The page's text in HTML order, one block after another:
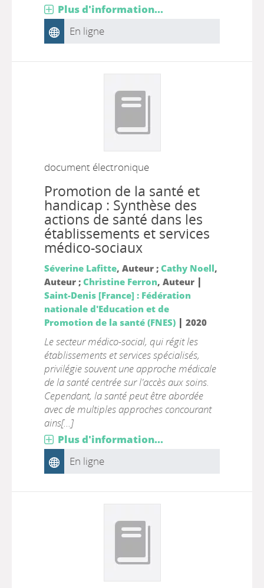
Plus d'information...
En ligne
document électronique
Promotion de la santé et
handicap : Synthèse des
actions de santé dans les
établissements et services
médico-sociaux
Séverine Lafitte, Auteur ; Cathy Noell,
Auteur ; Christine Ferron, Auteur |
Saint-Denis [France] : Fédération
nationale d'Education et de
Promotion de la santé (FNES)| 2020
Le secteur médico-social, qui régit les
établissements et services spécialisés,
privilégie souvent une approche médicale
de la santé centrée sur l'accès aux soins.
Cependant, la santé peut être abordée
avec de multiples approches concourant
ains[...]
Plus d'information...
En ligne